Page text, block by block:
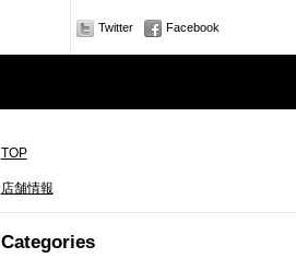
Twitter Facebook
TOP
店舗情報
Categories